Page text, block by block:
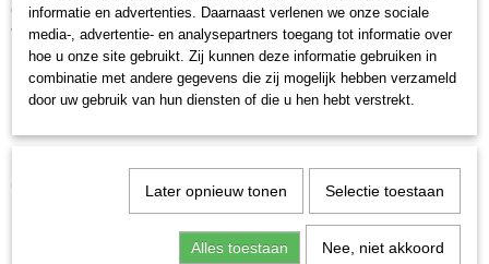
diefstal met contactloos betalen. Zo bent u er zeker van dat uw geld altijd
veilig is.
Kleuren: Zwart, bruin en cognac.
Ook interessant
informatie en advertenties. Daarnaast verlenen we onze sociale
media-, advertentie- en analysepartners toegang tot informatie over
hoe u onze site gebruikt. Zij kunnen deze informatie gebruiken in
combinatie met andere gegevens die zij mogelijk hebben verzameld
door uw gebruik van hun diensten of die u hen hebt verstrekt.
Later opnieuw tonen Selectie toestaan
Alles toestaan Nee, niet akkoord